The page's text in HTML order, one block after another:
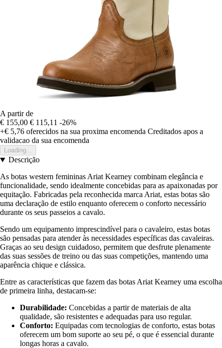
A partir de
€ 155,00 € 115,11 -26%
+€ 5,76 oferecidos na sua proxima encomenda Creditados apos a
validacao da sua encomenda
Loading...
Descrição
As botas western femininas Ariat Kearney combinam elegância e
funcionalidade, sendo idealmente concebidas para as apaixonadas por
equitação. Fabricadas pela reconhecida marca Ariat, estas botas são
uma declaração de estilo enquanto oferecem o conforto necessário
durante os seus passeios a cavalo.
Sendo um equipamento imprescindível para o cavaleiro, estas botas
são pensadas para atender às necessidades específicas das cavaleiras.
Graças ao seu design cuidadoso, permitem que desfrute plenamente
das suas sessões de treino ou das suas competições, mantendo uma
aparência chique e clássica.
Entre as características que fazem das botas Ariat Kearney uma escolha
de primeira linha, destacam-se:
Durabilidade: Concebidas a partir de materiais de alta
qualidade, são resistentes e adequadas para uso regular.
Conforto: Equipadas com tecnologias de conforto, estas botas
oferecem um bom suporte ao seu pé, o que é essencial durante
longas horas a cavalo.